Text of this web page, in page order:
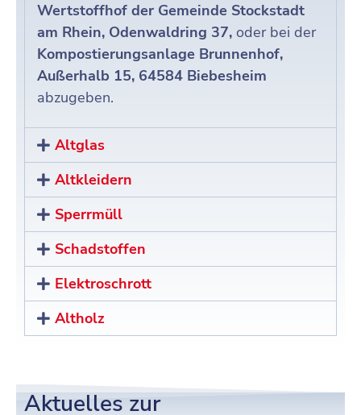
Wertstoffhof der Gemeinde Stockstadt
am Rhein, Odenwaldring 37, oder bei der
Kompostierungsanlage Brunnenhof,
Außerhalb 15, 64584 Biebesheim
abzugeben.
Altglas
Altkleidern
Sperrmüll
Schadstoffen
Elektroschrott
Altholz
Aktuelles zur